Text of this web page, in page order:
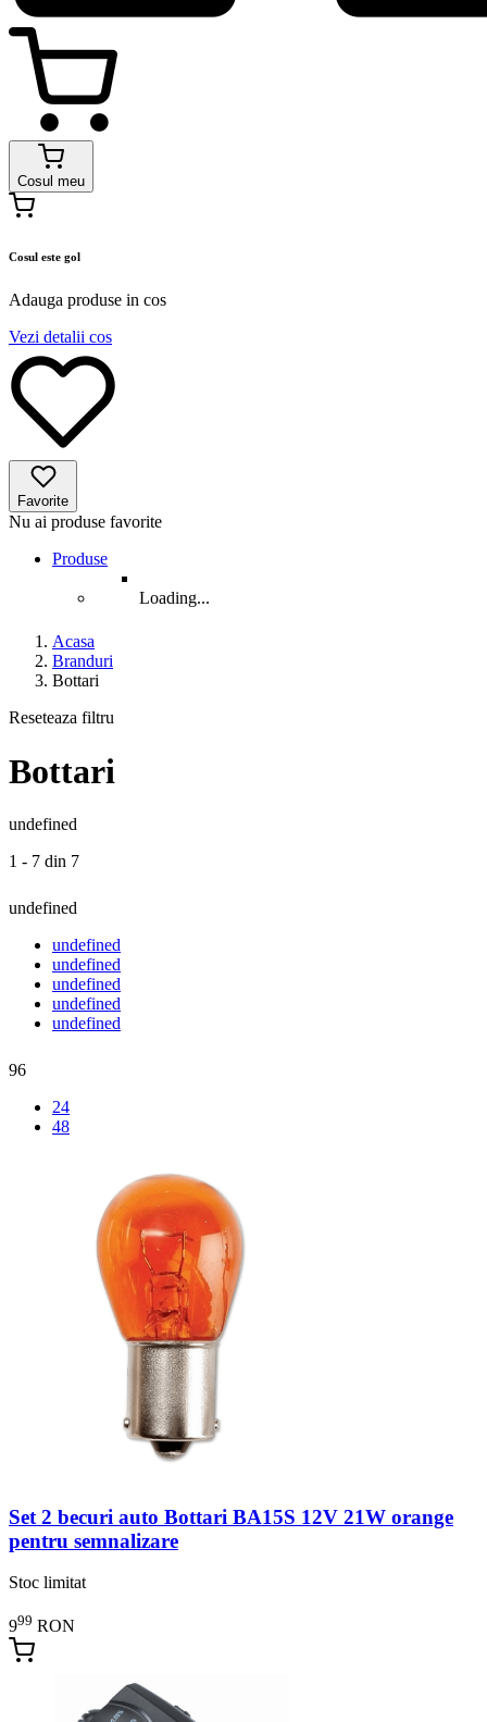
Cosul meu
Cosul este gol
Adauga produse in cos
Vezi detalii cos
Favorite
Nu ai produse favorite
Produse
Loading...
Acasa
Branduri
Bottari
Reseteaza filtru
Bottari
undefined
1 - 7 din 7
undefined
undefined
undefined
undefined
undefined
undefined
96
24
48
Set 2 becuri auto Bottari BA15S 12V 21W orange
pentru semnalizare
Stoc limitat
999 RON